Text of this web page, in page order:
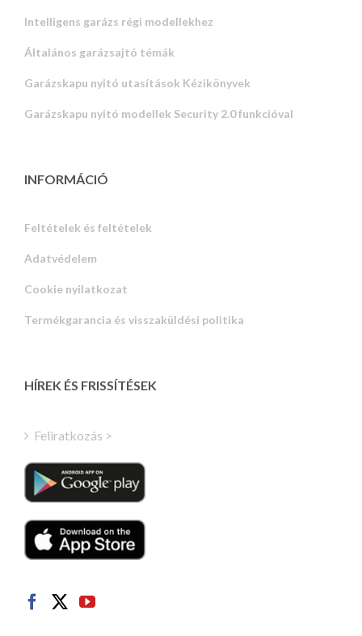
Intelligens garázs régi modellekhez
Általános garázsajtó témák
Garázskapu nyitó utasítások Kézikönyvek
Garázskapu nyitó modellek Security 2.0 funkcióval
INFORMÁCIÓ
Feltételek és feltételek
Adatvédelem
Cookie nyilatkozat
Termékgarancia és visszaküldési politika
HÍREK ÉS FRISSÍTÉSEK
Feliratkozás >